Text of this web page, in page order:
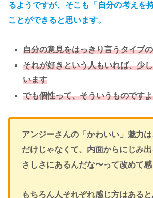
るようですが、そこも「自分の考えを
ことができると思います。
自分の意見をはっきり言うタイプ
それが好きという人もいれば、少
います
でも個性って、そういうものです
アンジーさんの「かわいい」魅力
だけじゃなくて、内面からにじみ
さしさにあるんだな〜って改めて感
もちろん人それぞれ感じ方はあると